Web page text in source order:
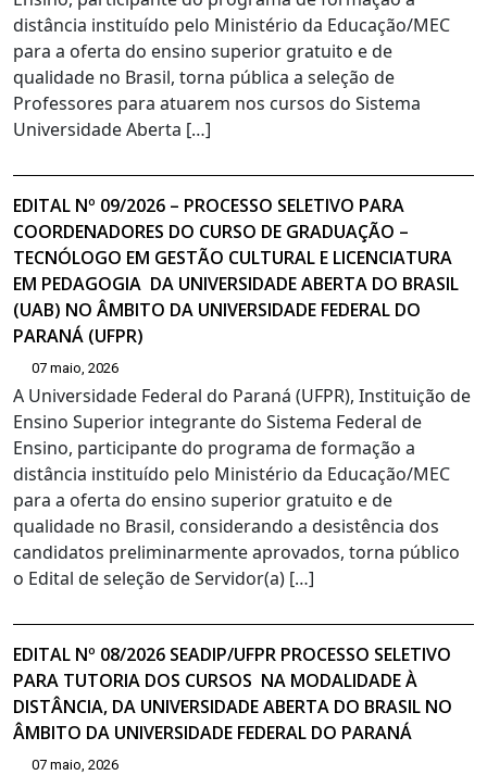
distância instituído pelo Ministério da Educação/MEC
para a oferta do ensino superior gratuito e de
qualidade no Brasil, torna pública a seleção de
Professores para atuarem nos cursos do Sistema
Universidade Aberta […]
EDITAL Nº 09/2026 – PROCESSO SELETIVO PARA
COORDENADORES DO CURSO DE GRADUAÇÃO –
TECNÓLOGO EM GESTÃO CULTURAL E LICENCIATURA
EM PEDAGOGIA DA UNIVERSIDADE ABERTA DO BRASIL
(UAB) NO ÂMBITO DA UNIVERSIDADE FEDERAL DO
PARANÁ (UFPR)
07 maio, 2026
A Universidade Federal do Paraná (UFPR), Instituição de
Ensino Superior integrante do Sistema Federal de
Ensino, participante do programa de formação a
distância instituído pelo Ministério da Educação/MEC
para a oferta do ensino superior gratuito e de
qualidade no Brasil, considerando a desistência dos
candidatos preliminarmente aprovados, torna público
o Edital de seleção de Servidor(a) […]
EDITAL Nº 08/2026 SEADIP/UFPR PROCESSO SELETIVO
PARA TUTORIA DOS CURSOS NA MODALIDADE À
DISTÂNCIA, DA UNIVERSIDADE ABERTA DO BRASIL NO
ÂMBITO DA UNIVERSIDADE FEDERAL DO PARANÁ
07 maio, 2026